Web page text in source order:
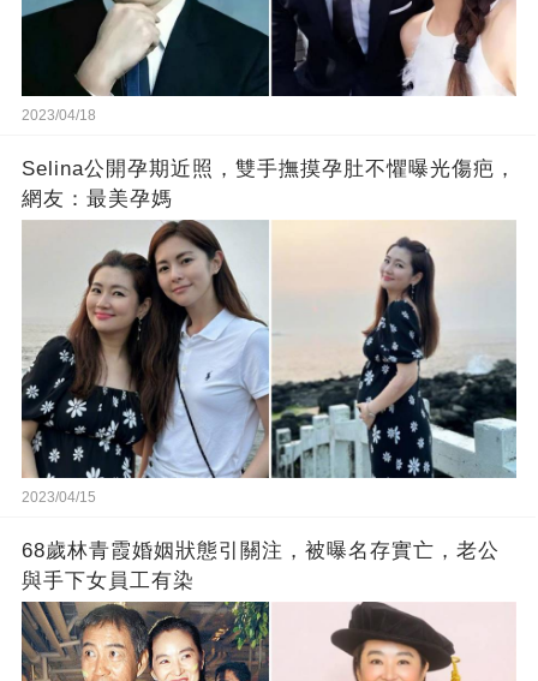
2023/04/18
Selina公開孕期近照，雙手撫摸孕肚不懼曝光傷疤，
網友：最美孕媽
2023/04/15
68歲林青霞婚姻狀態引關注，被曝名存實亡，老公
與手下女員工有染